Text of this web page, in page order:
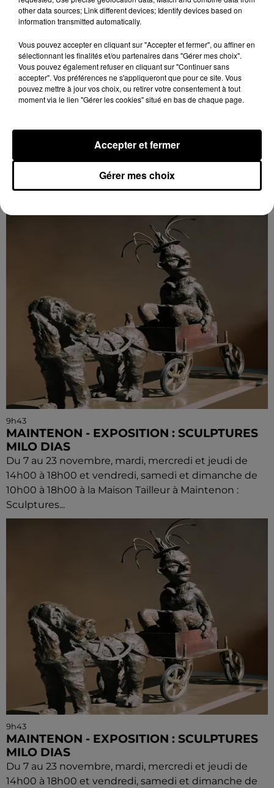
MAINTENON - EXPOSITION : SCULPTURES
14h00 à 18h00 et vendredi, samedi et dimanche de
9h43
MAINTENON - EXPOSITION : SCULPTURES
MILO DIAS
Du 7 au 23 novembre, mardi, mercredi et jeudi de
14h00 à 18h00 et vendredi, samedi et dimanche de
10h00 à 18h00 à la Maison Tailleur à Maintenon :
Sculptures...
9h43
MAINTENON - EXPOSITION : SCULPTURES
MILO DIAS
Du 7 au 23 novembre, mardi, mercredi et jeudi de
14h00 à 18h00 et vendredi, samedi et dimanche de
other data sources; Link different devices; Identify devices based on
information transmitted automatically.
Vous pouvez accepter en cliquant sur "Accepter et fermer", ou affiner en
sélectionnant les finalités et/ou partenaires dans "Gérer mes choix".
Vous pouvez également refuser en cliquant sur "Continuer sans
accepter". Vos préférences ne s'appliqueront que pour ce site. Vous
pouvez mettre à jour vos choix, ou retirer votre consentement à tout
moment via le lien "Gérer les cookies" situé en bas de chaque page.
Gérer mes choix
Accepter et fermer